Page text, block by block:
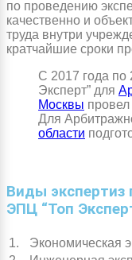
по проведению
качественно и
труда внутри
кратчайшие сроки
С 2017 года
Эксперт” для
Москвы
Для
области
Виды
ЭПЦ “Топ
1.
Экономическая